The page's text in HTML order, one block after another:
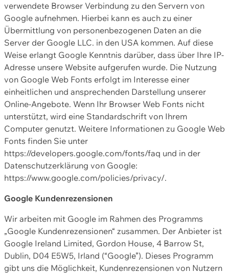
verwendete Browser Verbindung zu den Servern von
Google aufnehmen. Hierbei kann es auch zu einer
Übermittlung von personenbezogenen Daten an die
Server der Google LLC. in den USA kommen. Auf diese
Weise erlangt Google Kenntnis darüber, dass über Ihre IP-
Adresse unsere Website aufgerufen wurde. Die Nutzung
von Google Web Fonts erfolgt im Interesse einer
einheitlichen und ansprechenden Darstellung unserer
Online-Angebote. Wenn Ihr Browser Web Fonts nicht
unterstützt, wird eine Standardschrift von Ihrem
Computer genutzt. Weitere Informationen zu Google Web
Fonts finden Sie unter
https://developers.google.com/fonts/faq und in der
Datenschutzerklärung von Google:
https://www.google.com/policies/privacy/.
Google Kundenrezensionen
Wir arbeiten mit Google im Rahmen des Programms
„Google Kundenrezensionen“ zusammen. Der Anbieter ist
Google Ireland Limited, Gordon House, 4 Barrow St,
Dublin, D04 E5W5, Irland (“Google”). Dieses Programm
gibt uns die Möglichkeit, Kundenrezensionen von Nutzern